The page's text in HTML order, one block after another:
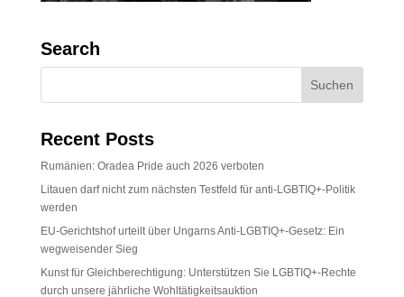
Search
Recent Posts
Rumänien: Oradea Pride auch 2026 verboten
Litauen darf nicht zum nächsten Testfeld für anti-LGBTIQ+-Politik
werden
EU-Gerichtshof urteilt über Ungarns Anti-LGBTIQ+-Gesetz: Ein
wegweisender Sieg
Kunst für Gleichberechtigung: Unterstützen Sie LGBTIQ+-Rechte
durch unsere jährliche Wohltätigkeitsauktion